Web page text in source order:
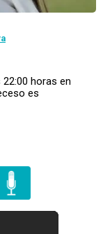
horas en
es